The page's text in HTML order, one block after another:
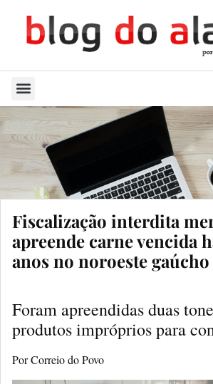
Fiscalização interdita
apreende carne vencida
anos no noroeste gaúcho
Foram apreendidas duas
produtos impróprios para
Por Correio do Povo